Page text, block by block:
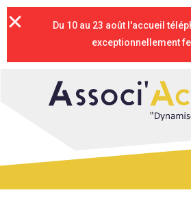
Du 10 au 23 août l'accueil
exceptionnellement